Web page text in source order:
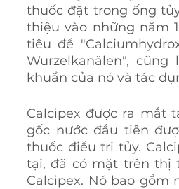
thuốc đặt trong ống
thiệu vào những năm
tiêu đề
Wurzelkanälen",
khuẩn của nó và tác
Calcipex được ra mắt
gốc nước đầu tiên
thuốc điều trị tủy.
tại, đã có mặt trên thị
Calcipex. Nó bao